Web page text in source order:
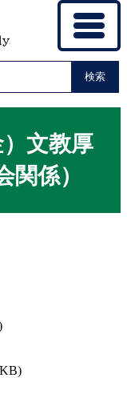
検索
文教厚
係）